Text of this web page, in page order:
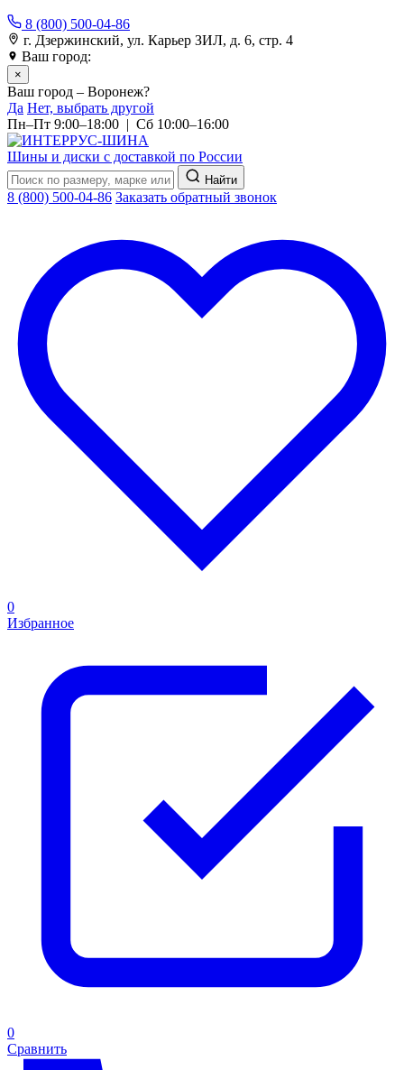
8 (800) 500-04-86
г. Дзержинский, ул. Карьер ЗИЛ, д. 6, стр. 4
Ваш город:
×
Ваш город – Воронеж?
Да Нет, выбрать другой
Пн–Пт 9:00–18:00 | Сб 10:00–16:00
Шины и диски с доставкой по России
Найти
8 (800) 500-04-86 Заказать обратный звонок
0
Избранное
0
Сравнить